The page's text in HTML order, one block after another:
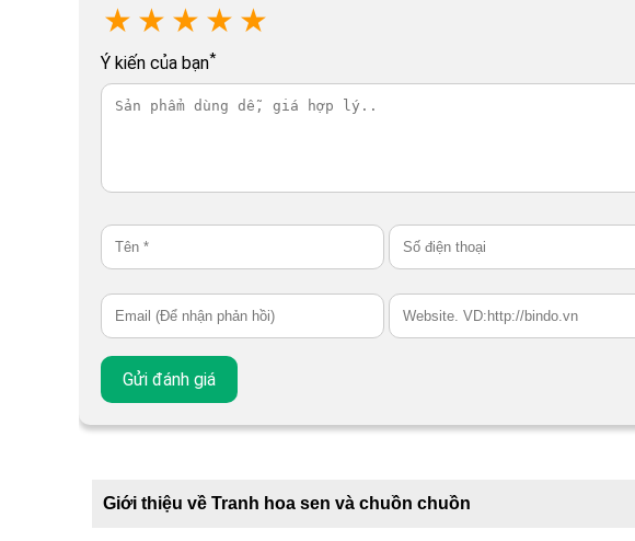
★ ★ ★ ★ ★
Ý kiến của bạn*
Giới thiệu về Tranh hoa sen và chuồn chuồn